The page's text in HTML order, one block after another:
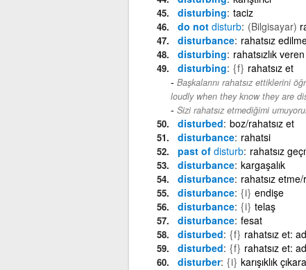
disturbing taciz
do not disturb (Bilgisayar)
disturbance rahatsız
disturbing rahatsızlık veren
disturbing {f} rahatsız et
Başkalarını rahatsız ettiklerini
loudly when they know they are
Sizi rahatsız etmediğimi
disturbed boz/rahatsız et
disturbance rahatsi
past of disturb rahatsız
disturbance kargaşalık
disturbance rahatsız etme/
disturbance {i} endişe
disturbance {i} telaş
disturbance fesat
disturbed {f} rahatsız et:
disturbed {f} rahatsız et:
disturber {i} karışıklık